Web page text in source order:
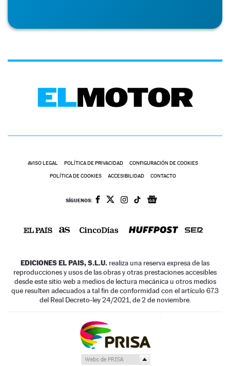
AVISO LEGAL POLÍTICA DE PRIVACIDAD CONFIGURACIÓN DE COOKIES
POLÍTICA DE COOKIES ACCESIBILIDAD CONTACTO
SÍGUENOS:
EDICIONES EL PAIS, S.L.U. realiza una reserva expresa de las
reproducciones y usos de las obras y otras prestaciones accesibles
desde este sitio web a medios de lectura mecánica u otros medios
que resulten adecuados a tal fin de conformidad con el artículo 67.3
del Real Decreto-ley 24/2021, de 2 de noviembre.